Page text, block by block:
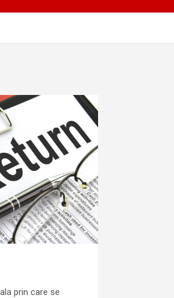
prin care se